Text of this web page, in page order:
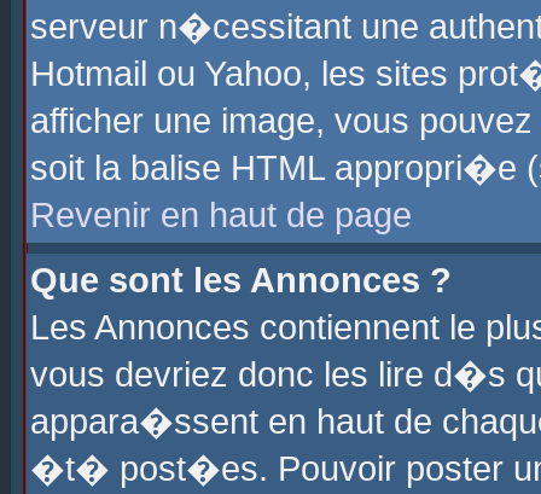
serveur n�cessitant une
Hotmail ou Yahoo, les sites
afficher une image, vous
soit la balise HTML
Revenir en haut de page
Que sont les Annonces ?
Les Annonces contiennent le
vous devriez donc les lire d�s
appara�ssent en haut de
�t� post�es. Pouvoir poster